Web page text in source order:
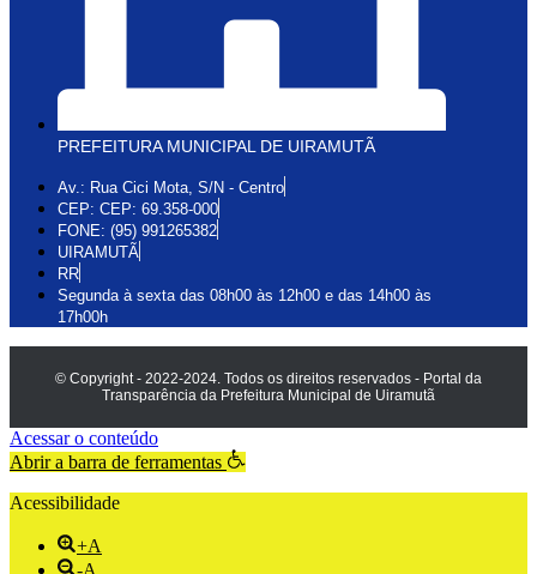
PREFEITURA MUNICIPAL DE UIRAMUTÃ
Av.: Rua Cici Mota, S/N - Centro
CEP: CEP: 69.358-000
FONE: (95) 991265382
UIRAMUTÃ
RR
Segunda à sexta das 08h00 às 12h00 e das 14h00 às
17h00h
© Copyright - 2022-2024. Todos os direitos reservados - Portal da
Transparência da Prefeitura Municipal de Uiramutã
Acessar o conteúdo
Abrir a barra de ferramentas
Acessibilidade
+A
-A